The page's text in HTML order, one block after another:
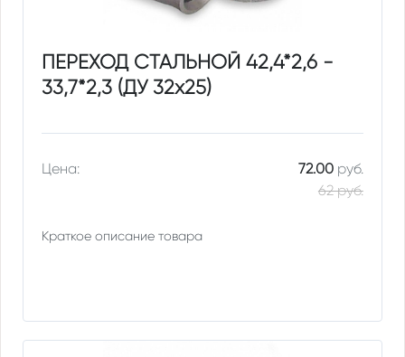
ПЕРЕХОД СТАЛЬНОЙ 42,4*2,6 -
33,7*2,3 (ДУ 32х25)
Цена: 72.00руб.
62 руб.
Краткое описание товара